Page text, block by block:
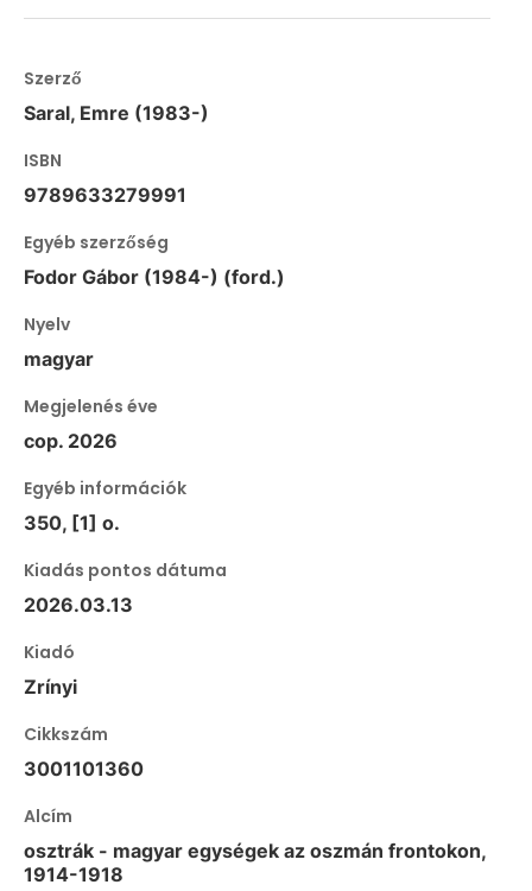
Szerző
Saral, Emre (1983-)
ISBN
9789633279991
Egyéb szerzőség
Fodor Gábor (1984-) (ford.)
Nyelv
magyar
Megjelenés éve
cop. 2026
Egyéb információk
350, [1] o.
Kiadás pontos dátuma
2026.03.13
Kiadó
Zrínyi
Cikkszám
3001101360
Alcím
osztrák - magyar egységek az oszmán frontokon,
1914-1918